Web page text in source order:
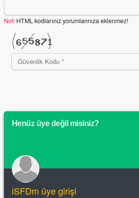
Not: HTML kodlarınız yorumlarınıza eklenmez!
Henüz üye değil misiniz?
iSFDm üye girişi